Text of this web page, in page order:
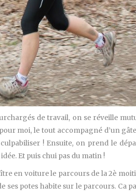
de travail, on se réveille
moi, le tout accompagné d’un
! Ensuite, on prend le
Et puis chui pas du matin !
en voiture le parcours de la 2è
ses potes habite sur le parcours. Ca